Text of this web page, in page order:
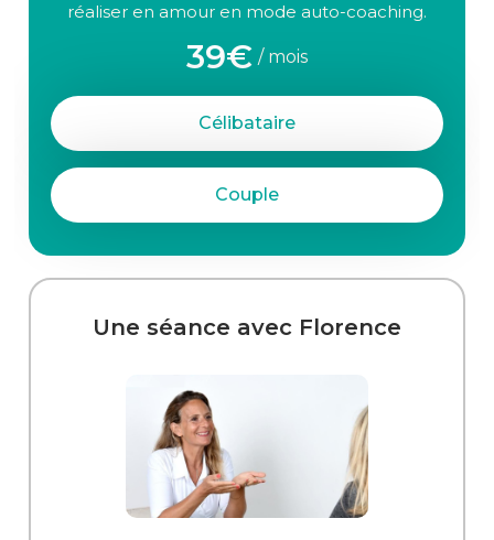
réaliser en amour en mode auto-coaching.
39€ / mois
Célibataire
Couple
Une séance avec Florence